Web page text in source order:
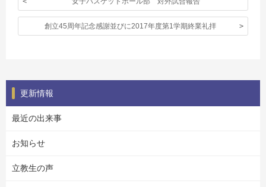
創立45周年記念感謝並びに2017年度第1学期終業礼拝
更新情報
最近の出来事
お知らせ
立教生の声